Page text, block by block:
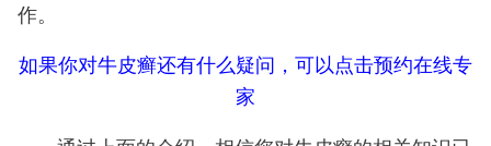
作。
如果你对牛皮癣还有什么疑问，可以点击预约在线专
家